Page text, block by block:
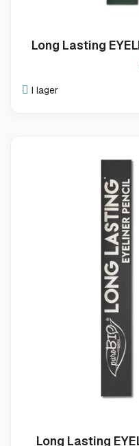
Long Lasting
I lager
Long Lasting